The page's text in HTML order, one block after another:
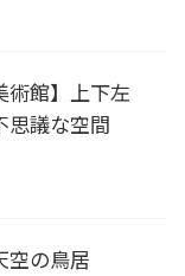
術館】上下左
思議な空間
空の鳥居